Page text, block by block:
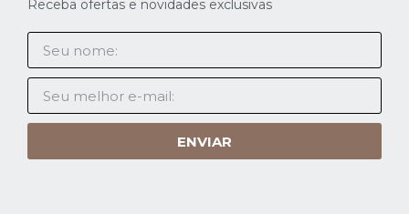
Receba ofertas e novidades exclusivas
ENVIAR